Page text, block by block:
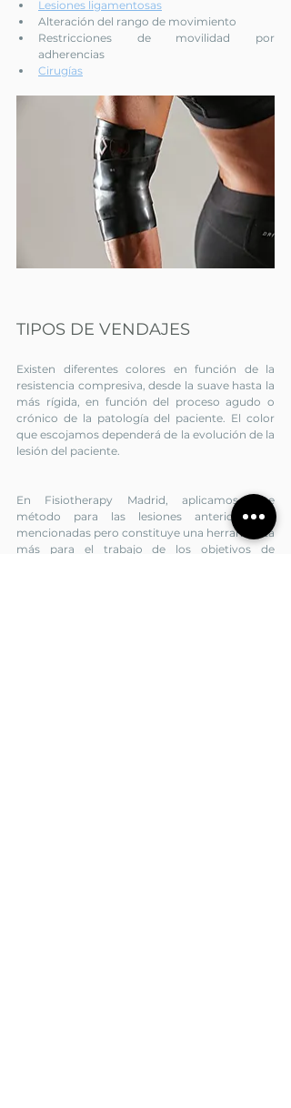
Lesiones ligamentosas
Alteración del rango de movimiento
Restricciones de movilidad por
adherencias
Cirugías
TIPOS DE VENDAJES
Existen diferentes colores en función de la
resistencia compresiva, desde la suave hasta la
más rígida, en función del proceso agudo o
crónico de la patología del paciente. El color
que escojamos dependerá de la evolución de la
lesión del paciente.
En Fisiotherapy Madrid, aplicamos este
método para las lesiones anteriormente
mencionadas pero constituye una herramienta
más para el trabajo de los objetivos de